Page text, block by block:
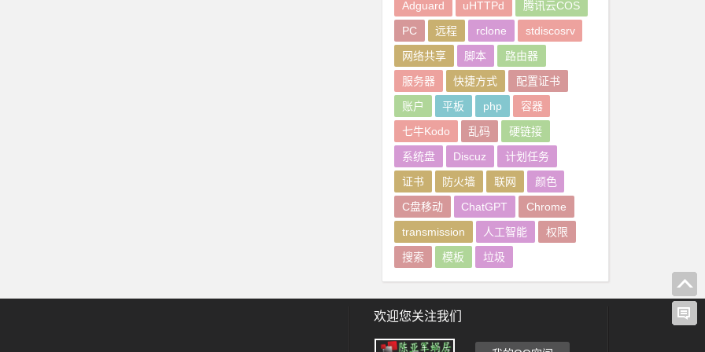
Adguard uHTTPd
腾讯云COS
PC
远程 rclone
stdiscosrv
网络共享
脚本
路由器
服务器
快捷方式
配置证书
账户
平板 php
容器
七牛Kodo
乱码
硬链接
系统盘
Discuz
计划任务
证书
防火墙 联网
颜色
C盘移动
ChatGPT
Chrome
transmission
人工智能
权限
搜索
模板 垃圾
欢迎您关注我们